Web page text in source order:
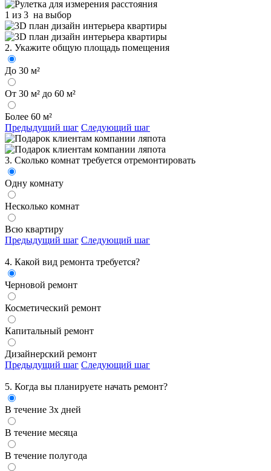
1 из 3 на выбор
2. Укажите общую площадь помещения
До 30 м²
От 30 м² до 60 м²
Более 60 м²
Предыдущий шаг Следующий шаг
3. Сколько комнат требуется отремонтировать
Одну комнату
Несколько комнат
Всю квартиру
Предыдущий шаг Следующий шаг
4. Какой вид ремонта требуется?
Черновой ремонт
Косметический ремонт
Капитальный ремонт
Дизайнерский ремонт
Предыдущий шаг Следующий шаг
5. Когда вы планируете начать ремонт?
В течение 3х дней
В течение месяца
В течение полугода